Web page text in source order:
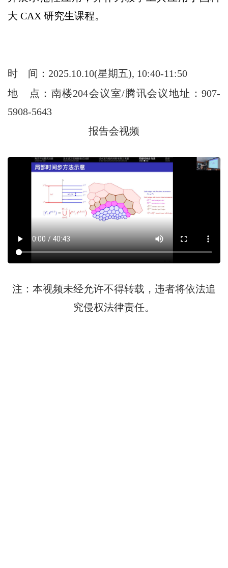
大 CAX 研究生课程。
时
间：2025.10.10(星期五), 10:40-11:50
地
点：南楼204会议室/腾讯会议地址：907-
5908-5643
报告会视频
注：本视频未经允许不得转载，违者将依法追
究侵权法律责任。